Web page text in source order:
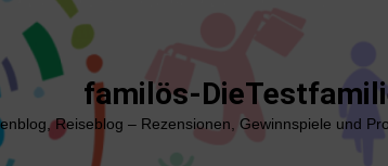
familös-
Reiseblog – Rezensionen, Gewinnspiele und